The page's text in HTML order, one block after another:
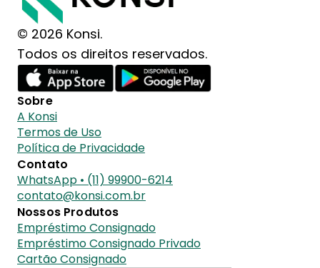
© 2026 Konsi.
Todos os direitos reservados.
Sobre
A Konsi
Termos de Uso
Política de Privacidade
Contato
WhatsApp • (11) 99900-6214
contato@konsi.com.br
Nossos Produtos
Empréstimo Consignado
Empréstimo Consignado Privado
Cartão Consignado